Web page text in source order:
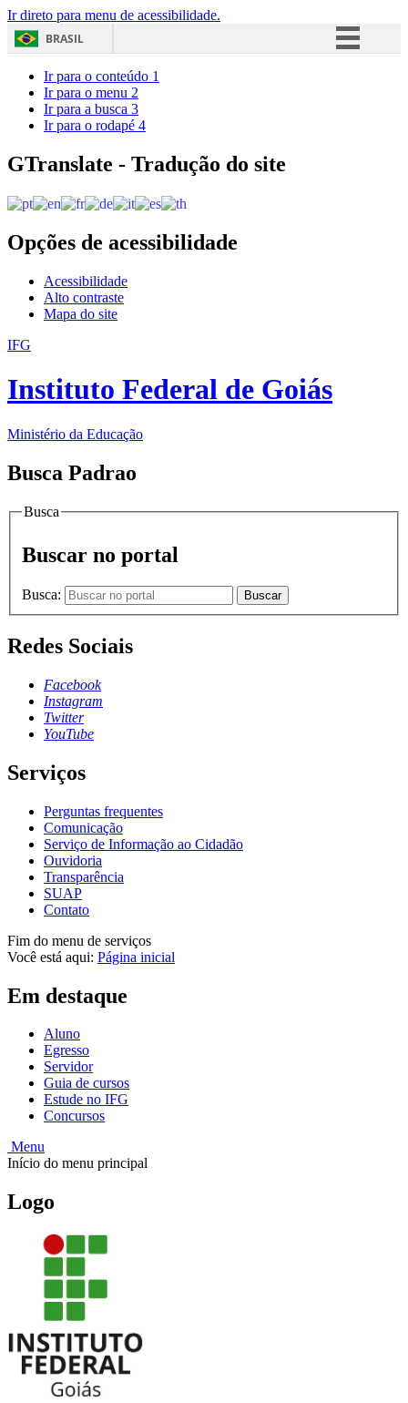
Ir direto para menu de acessibilidade.
BRASIL
Acesso à informação
Ir para o conteúdo 1
Ir para o menu 2
Ir para a busca 3
Ir para o rodapé 4
GTranslate - Tradução do site
Opções de acessibilidade
Acessibilidade
Alto contraste
Mapa do site
IFG
Instituto Federal de Goiás
Ministério da Educação
Busca Padrao
Busca
Buscar no portal
Busca: Buscar
Redes Sociais
Facebook
Instagram
Twitter
YouTube
Serviços
Perguntas frequentes
Comunicação
Serviço de Informação ao Cidadão
Ouvidoria
Transparência
SUAP
Contato
Fim do menu de serviços
Você está aqui: Página inicial
Em destaque
Aluno
Egresso
Servidor
Guia de cursos
Estude no IFG
Concursos
Menu
Início do menu principal
Logo